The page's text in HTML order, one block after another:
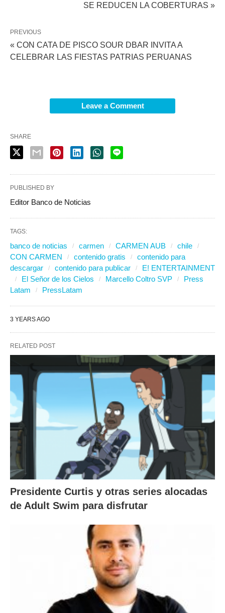
SE REDUCEN LA COBERTURAS »
PREVIOUS
« CON CATA DE PISCO SOUR DBAR INVITA A
CELEBRAR LAS FIESTAS PATRIAS PERUANAS
Leave a Comment
SHARE
PUBLISHED BY
Editor Banco de Noticias
TAGS:
banco de noticias carmen CARMEN AUB
chile
CON CARMEN
contenido gratis
contenido para
descargar
contenido para publicar
E! ENTERTAINMENT
El Señor de los Cielos
Marcello Coltro SVP
Press
Latam
PressLatam
3 YEARS AGO
RELATED POST
Presidente Curtis y otras series alocadas
de Adult Swim para disfrutar